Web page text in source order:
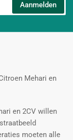
Aanmelden
Mehari en
en 2CV willen
moeten alle